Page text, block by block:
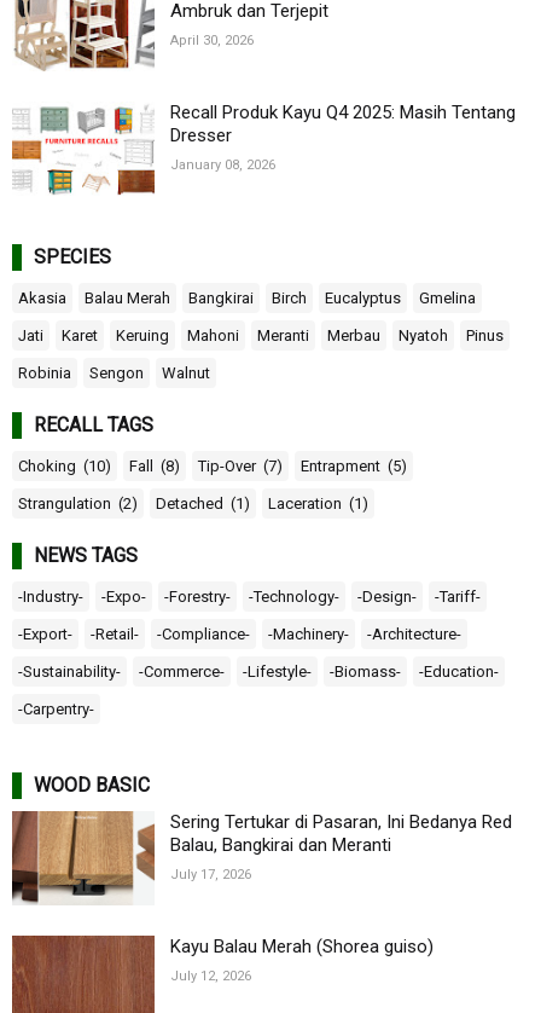
Ambruk dan Terjepit
April 30, 2026
Recall Produk Kayu Q4 2025: Masih Tentang
Dresser
January 08, 2026
SPECIES
Akasia Balau Merah Bangkirai Birch Eucalyptus Gmelina
Jati Karet Keruing Mahoni Meranti Merbau Nyatoh Pinus
Robinia Sengon Walnut
RECALL TAGS
Choking (10) Fall (8) Tip-Over (7) Entrapment (5)
Strangulation (2) Detached (1) Laceration (1)
NEWS TAGS
-Industry- -Expo- -Forestry- -Technology- -Design- -Tariff-
-Export- -Retail- -Compliance- -Machinery- -Architecture-
-Sustainability- -Commerce- -Lifestyle- -Biomass- -Education-
-Carpentry-
WOOD BASIC
Sering Tertukar di Pasaran, Ini Bedanya Red
Balau, Bangkirai dan Meranti
July 17, 2026
Kayu Balau Merah (Shorea guiso)
July 12, 2026